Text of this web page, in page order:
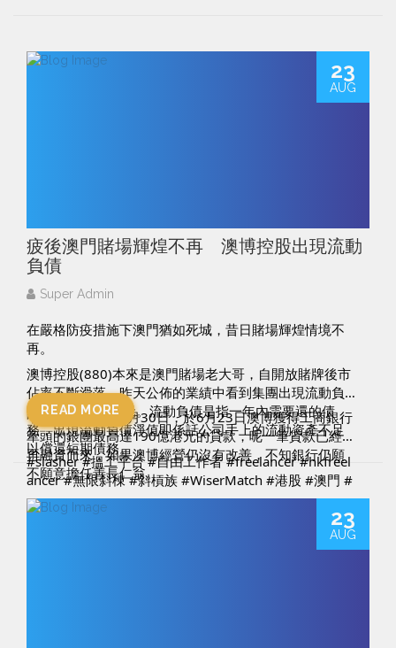
IG: https://www.instagram.com/wisermatch/
WiserMatch是一個Freelance matching平台，立即登記
23
AUG
疲後澳門賭場輝煌不再 澳博控股出現流動
負債
Super Admin
在嚴格防疫措施下澳門猶如死城，昔日賭場輝煌情境不
再。
澳博控股(880)本來是澳門賭場老大哥，自開放賭牌後市
佔率不斷滑落，昨天公佈的業績中看到集團出現流動負
債淨值12.326億元。流動負債是指一年內需要還的債
務，出現流動負債淨值即係話公司手上的流動資產不足
以償還短期債務。
中期業績是截至6月30日，於6月23日澳博獲得工商銀行
牽頭的銀團最高達190億港元的貸款，呢一筆貸款已經係
再融資而來，如果澳博經營仍沒有改善，不知銀行仍願
不願意擔任善長仁翁。
#slasher #搵工平台 #自由工作者 #freelancer #hkfreel
ancer #無限斜棟 #斜槓族 #WiserMatch #港股 #澳門 #
澳博控股 #澳門賭場 #工商銀行 #流動負債
─────────────────────────
想了解多一點關於我們的Freelance matching平台，請f
READ MORE
23
AUG